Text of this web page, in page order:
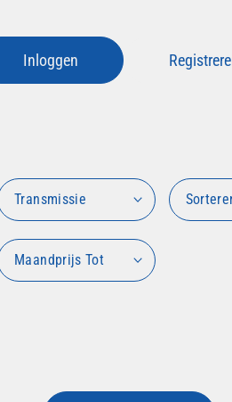
Inloggen
Transmissie
Maandprijs Tot